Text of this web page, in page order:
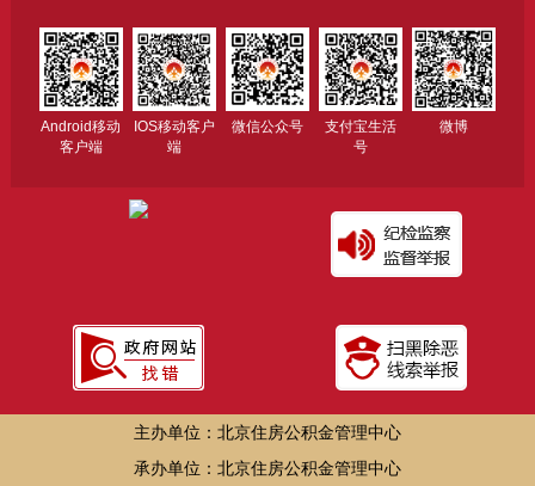
Android移动
客户端
IOS移动客户
端
微信公众号
支付宝生活
号
微博
主办单位：北京住房公积金管理中心
承办单位：北京住房公积金管理中心